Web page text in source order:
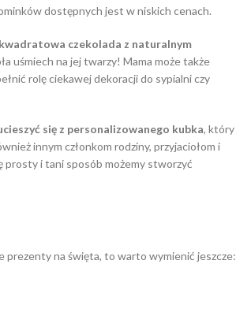
dostępnych jest w niskich cenach.
czekolada z naturalnym
uśmiech na jej twarzy! Mama może także
rolę ciekawej dekoracji do sypialni czy
się z personalizowanego kubka, który
innym członkom rodziny, przyjaciołom i
prosty i tani sposób możemy stworzyć
prezenty na święta, to warto wymienić jeszcze: